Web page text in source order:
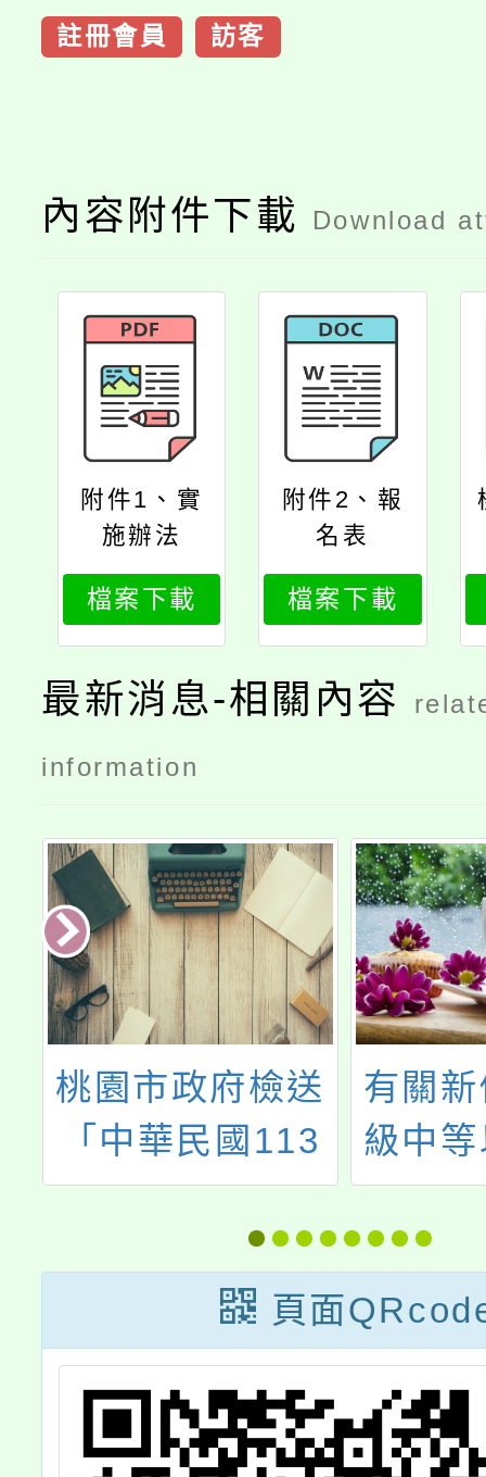
註冊會員 訪客
內容附件下載 Download
附件1、實
施辦法
檔案下載
附件2、報
名表
檔案下載
最新消息-相關內容
information
桃園市政府檢送
「中華民國113
年(西元2024年)
政府行政機關辦
公日曆表」1份
有關
級中
教師
停聘
法」
級中
教師
法」
頁面